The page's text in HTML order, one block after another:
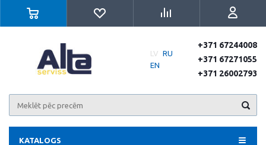
LV RU
EN
+371 67244008
+371 67271055
+371 26002793
KATALOGS